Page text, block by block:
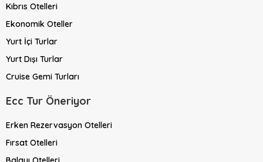
Kıbrıs Otelleri
Ekonomik Oteller
Yurt İçi Turlar
Yurt Dışı Turlar
Cruise Gemi Turları
Ecc Tur Öneriyor
Erken Rezervasyon Otelleri
Fırsat Otelleri